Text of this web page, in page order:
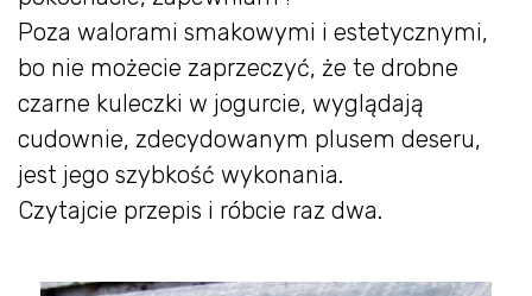
Poza walorami smakowymi i estetycznymi,
bo nie możecie zaprzeczyć, że te drobne
czarne kuleczki w jogurcie, wyglądają
cudownie, zdecydowanym plusem deseru,
jest jego szybkość wykonania.
Czytajcie przepis i róbcie raz dwa.